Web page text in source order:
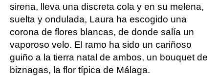
sirena, lleva una discreta cola y en su melena,
suelta y ondulada, Laura ha escogido una
corona de flores blancas, de donde salía un
vaporoso velo. El ramo ha sido un cariñoso
guiño a la tierra natal de ambos, un bouquet de
biznagas, la flor típica de Málaga.